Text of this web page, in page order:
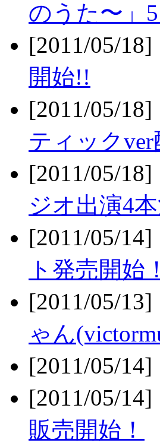
のうた〜」
[2011/05/
開始!!
[2011/05/
ティック
[2011/05/
ジオ出演4
[2011/05/
ト発売開始！
[2011/05/
ゃん
[2011/05/
[2011/05/
販売開始！